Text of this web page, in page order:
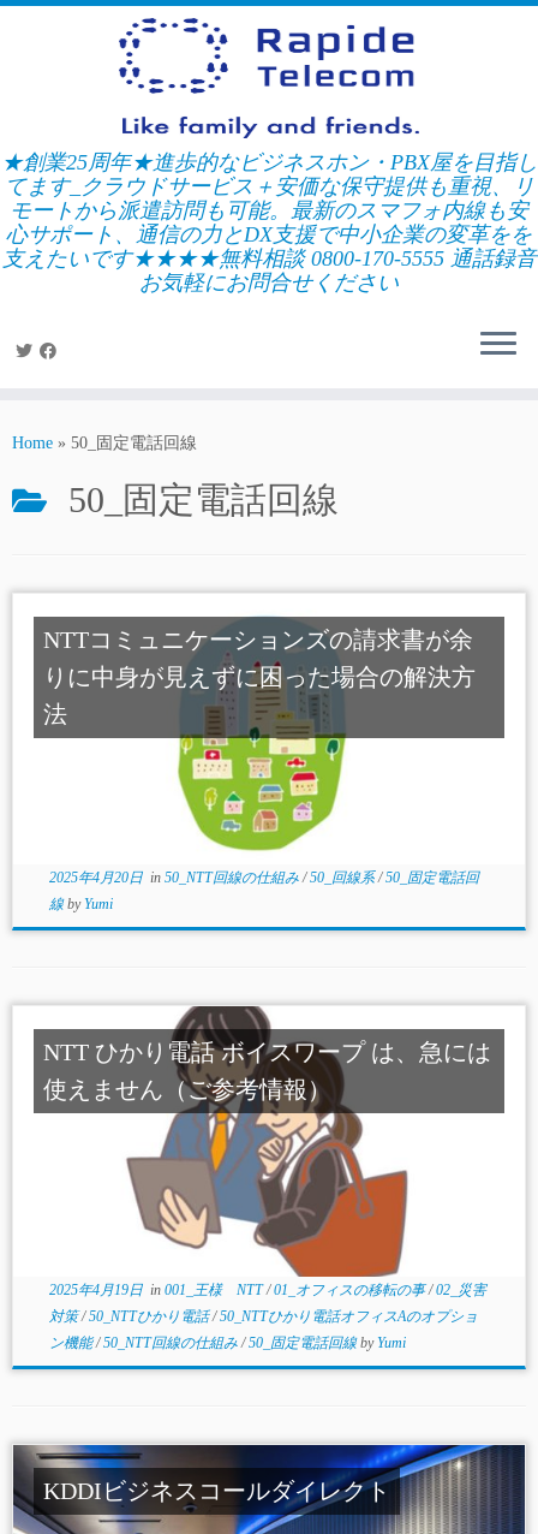
Skip
★創業25周年★進歩的なビジネスホン・PBX屋を目指し
てます_クラウドサービス＋安価な保守提供も重視、リ
モートから派遣訪問も可能。最新のスマフォ内線も安
心サポート、通信の力とDX支援で中小企業の変革をを
支えたいです★★★★無料相談 0800-170-5555 通話録音
お気軽にお問合せください
Home » 50_固定電話回線
50_固定電話回線
NTTコミュニケーションズの請求書が余
りに中身が見えずに困った場合の解決方
法
2025年4月20日in 50_NTT回線の仕組み/50_回線系/50_固定電話回
線byYumi
NTT ひかり電話 ボイスワープ は、急には
使えません（ご参考情報）
2025年4月19日in 001_王様 NTT/01_オフィスの移転の事/02_災害
対策/50_NTTひかり電話/50_NTTひかり電話オフィスAのオプショ
ン機能/50_NTT回線の仕組み/50_固定電話回線byYumi
KDDIビジネスコールダイレクト